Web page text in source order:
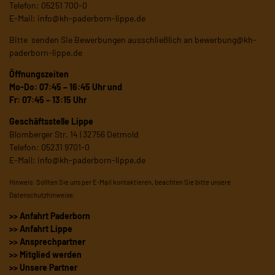
Telefon: 05251 700-0
E-Mail: info@kh-paderborn-lippe.de
Bitte senden Sie Bewerbungen ausschließlich an bewerbung@kh-
paderborn-lippe.de
Öffnungszeiten
Mo-Do: 07:45 – 16:45 Uhr und
Fr: 07:45 – 13:15 Uhr
Geschäftsstelle Lippe
Blomberger Str. 14 | 32756 Detmold
Telefon: 05231 9701-0
E-Mail: info@kh-paderborn-lippe.de
Hinweis: Sollten Sie uns per E-Mail kontaktieren, beachten Sie bitte unsere
Datenschutzhinweise
>> Anfahrt Paderborn
>> Anfahrt Lippe
>> Ansprechpartner
>> Mitglied werden
>> Unsere Partner